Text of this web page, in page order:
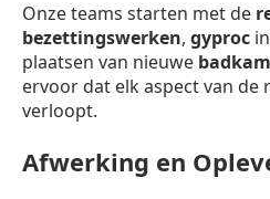
Onze teams starten met de
bezettingswerken, gyproc
plaatsen van nieuwe
ervoor dat elk aspect van de
verloopt.
Afwerking en